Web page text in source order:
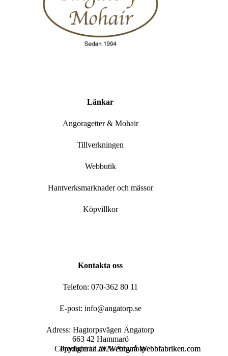
Länkar
Angoragetter & Mohair
Tillverkningen
Webbutik
Hantverksmarknader och mässor
Köpvillkor
Kontakta oss
Telefon: 070-362 80 11
E-post: info@angatorp.se
Adress: Hagtorpsvägen Ängatorp
663 42 Hammarö
Copyright © 2026 Ängatorp
Producerad avWebbyrå Webbfabriken.com
Producerad avWebbyrå Webbfabriken.com